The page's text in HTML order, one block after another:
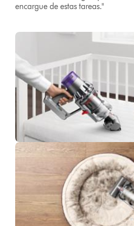
encargue de estas tareas."